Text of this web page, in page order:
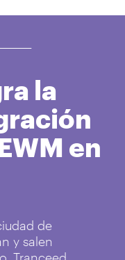
la
en
de
y salen